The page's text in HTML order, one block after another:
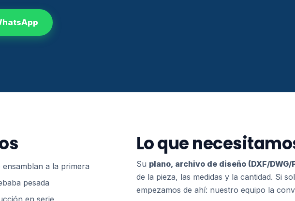
a la primera
pesada
en serie
Lo que
Su plano, archivo de diseño (DXF/
de la pieza, las medidas y la cantidad. Si
empezamos de ahí: nuestro equipo la